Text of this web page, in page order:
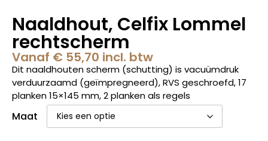
Naaldhout, Celfix Lommel
rechtscherm
Vanaf € 55,70 incl. btw
Dit naaldhouten scherm (schutting) is vacuümdruk
verduurzaamd (geïmpregneerd), RVS geschroefd, 17
planken 15×145 mm, 2 planken als regels
Maat